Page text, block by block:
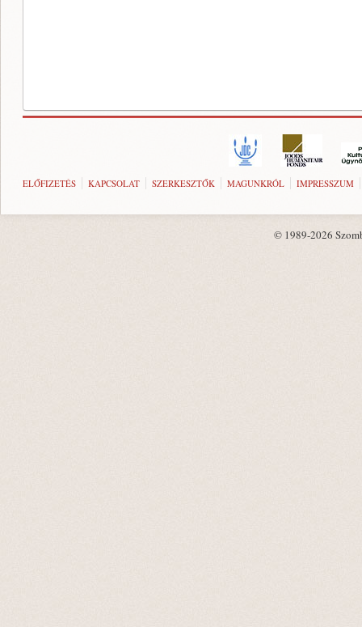
ELŐFIZETÉS KAPCSOLAT SZERKESZTŐK MAGUNKRÓL IMPRESSZUM
© 1989-2026